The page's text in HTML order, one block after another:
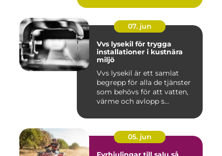
07. jun
Vvs lysekil för trygga
installationer i kustnära
miljö
Vvs lysekil är ett samlat
begrepp för alla de tjänster
som behövs för att vatten,
värme och avlopp s...
05. jun